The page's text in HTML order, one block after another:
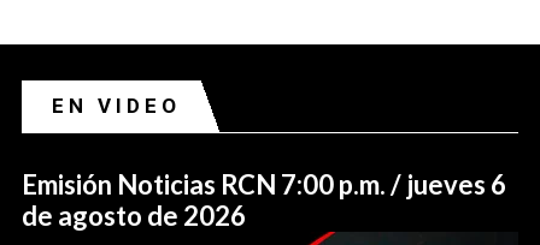
EN VIDEO
Emisión Noticias RCN 7:00 p.m. / jueves 6
de agosto de 2026